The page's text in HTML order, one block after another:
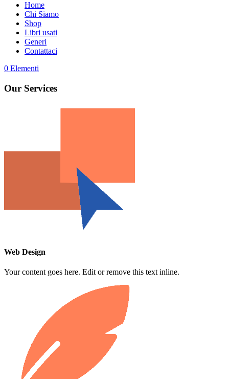
Home
Chi Siamo
Shop
Libri usati
Generi
Contattaci
0 Elementi
Our Services
Web Design
Your content goes here. Edit or remove this text inline.